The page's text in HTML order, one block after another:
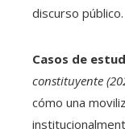
discurso público.
Casos de
constituyente
cómo una